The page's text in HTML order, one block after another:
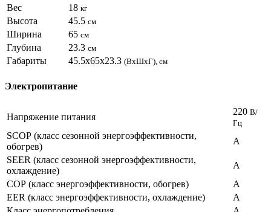
Вес 18 кг
Высота 45.5 см
Ширина 65 см
Глубина 23.3 см
Габариты 45.5x65x23.3 (ВхШхГ), см
Электропитание
Напряжение питания
220 В/
Гц
SCOP (класс сезонной энергоэффективности,
обогрев)
А
SEER (класс сезонной энергоэффективности,
охлаждение)
А
COP (класс энергоэффективности, обогрев)
А
EER (класс энергоэффективности, охлаждение)
А